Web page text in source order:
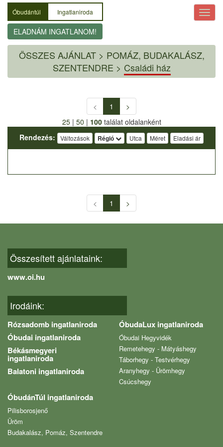
Óbudántúl Ingatlaniroda
ELADNÁM INGATLANOM!
ÖSSZES AJÁNLAT> POMÁZ, BUDAKALÁSZ,
SZENTENDRE > Családi ház
< 1
>
25| 50 | 100találat oldalanként
Rendezés:
Változások Régió Utca Méret Eladási ár
< 1 >
Összesített ajánlataink:
www.oi.hu
Irodáink:
Rózsadomb ingatlaniroda
Óbudai ingatlaniroda
Békásmegyeri
ingatlaniroda
Balatoni ingatlaniroda
ÓbudaLux ingatlaniroda
Óbudai Hegyvidék
Remetehegy - Mátyáshegy
Táborhegy - Testvérhegy
Aranyhegy - Ürömhegy
Csúcshegy
ÓbudánTúl ingatlaniroda
Pilisborosjenő
Üröm
Budakalász, Pomáz, Szentendre